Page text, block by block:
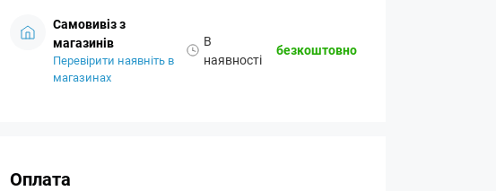
Самовивіз з
магазинів
Перевірити наявніть в
магазинах
В
наявності
безкоштовно
Оплата